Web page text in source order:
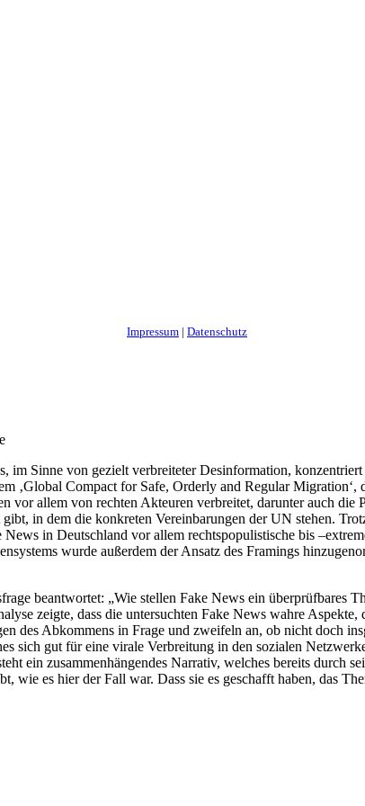
Impressum | Datenschutz
Sinne von gezielt verbreiteter Desinformation,
‚Global Compact for Safe, Orderly and Regular
vor allem von rechten Akteuren verbreitet, darunter auch
in dem die konkreten Vereinbarungen der UN stehen.
in Deutschland vor allem rechtspopulistische bis
wurde außerdem der Ansatz des Framings
beantwortet: „Wie stellen Fake News ein überprüfbares
zeigte, dass die untersuchten Fake News wahre
des Abkommens in Frage und zweifeln an, ob nicht doch
sich gut für eine virale Verbreitung in den sozialen
ein zusammenhängendes Narrativ, welches bereits durch
wie es hier der Fall war. Dass sie es geschafft haben, das